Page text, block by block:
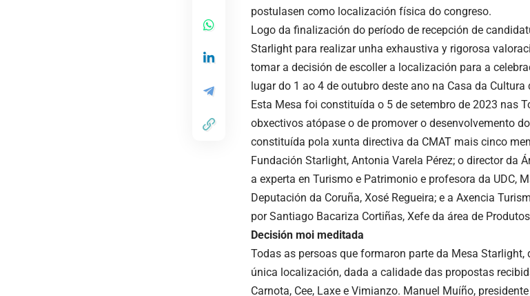
postulasen como localización física do congreso.
Logo da finalización do período de recepción de
Starlight para realizar unha exhaustiva y rigorosa
tomar a decisión de escoller a localización para a
lugar do 1 ao 4 de outubro deste ano na Casa da Cultura
Esta Mesa foi constituída o 5 de setembro de 2023 nas
obxectivos atópase o de promover o desenvolvemento
constituída pola xunta directiva da CMAT mais cinco
Fundación Starlight, Antonia Varela Pérez; o director da
a experta en Turismo e Patrimonio e profesora da UDC,
Deputación da Coruña, Xosé Regueira; e a Axencia
por Santiago Bacariza Cortiñas, Xefe da área de
Decisión moi meditada
Todas as persoas que formaron parte da Mesa
única localización, dada a calidade das propostas
Carnota, Cee, Laxe e Vimianzo. Manuel Muíño,